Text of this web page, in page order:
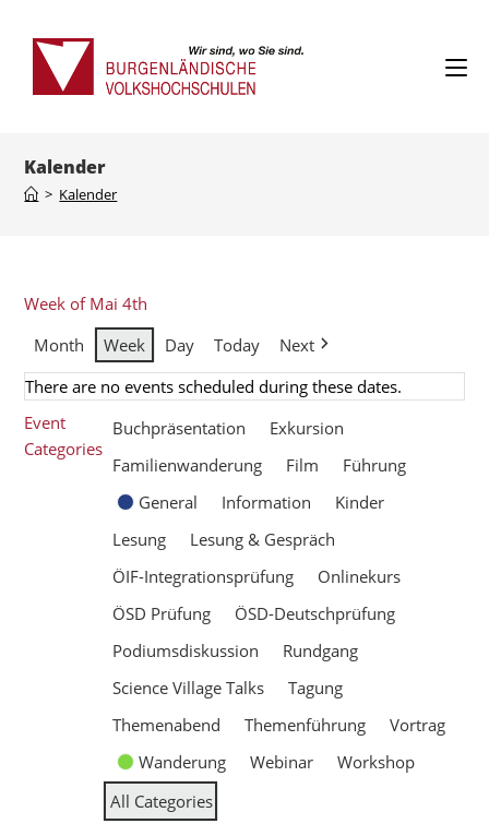
Kalender
> Kalender
Week of Mai 4th
Month
Week Day Today
Next
There are no events scheduled during these dates.
Event
Categories
Buchpräsentation
Exkursion
Familienwanderung
Film
Führung
General
Information
Kinder
Lesung
Lesung & Gespräch
ÖIF-Integrationsprüfung
Onlinekurs
ÖSD Prüfung
ÖSD-Deutschprüfung
Podiumsdiskussion
Rundgang
Science Village Talks
Tagung
Themenabend
Themenführung
Vortrag
Wanderung
Webinar
Workshop
All Categories